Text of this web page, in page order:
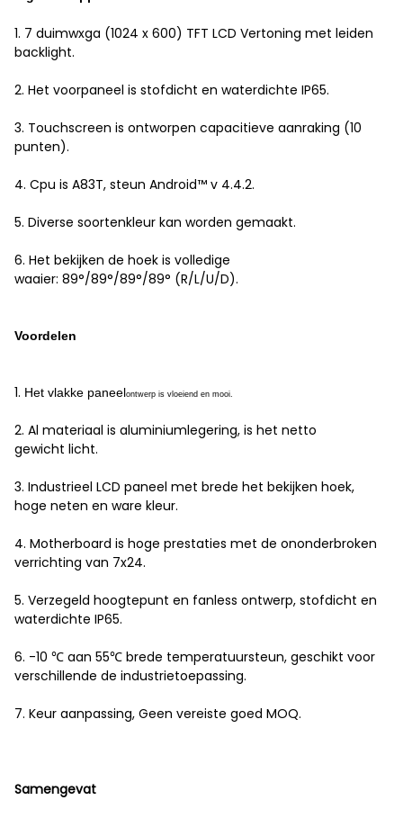
1. 7 duimwxga (1024 x 600) TFT LCD Vertoning met leiden
backlight.
2. Het voorpaneel is stofdicht en waterdichte IP65.
3. Touchscreen is ontworpen capacitieve aanraking (10
punten).
4. Cpu is A83T, steun Android™ v 4.4.2.
5. Diverse soortenkleur kan worden gemaakt.
6. Het bekijken de hoek is volledige
waaier: 89°/89°/89°/89° (R/L/U/D).
Voordelen
1. Het vlakke paneelontwerp is vloeiend en mooi.
2. Al materiaal is aluminiumlegering, is het netto
gewicht licht.
3. Industrieel LCD paneel met brede het bekijken hoek,
hoge neten en ware kleur.
4. Motherboard is hoge prestaties met de ononderbroken
verrichting van 7x24.
5. Verzegeld hoogtepunt en fanless ontwerp, stofdicht en
waterdichte IP65.
6. -10 ℃ aan 55℃ brede temperatuursteun, geschikt voor
verschillende de industrietoepassing.
7. Keur aanpassing, Geen vereiste goed MOQ.
Samengevat